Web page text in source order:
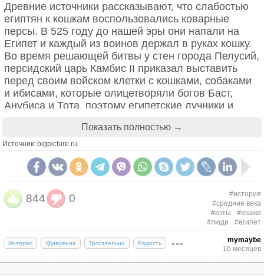
Древние источники рассказывают, что слабостью
египтян к кошкам воспользовались коварные
персы. В 525 году до нашей эры они напали на
Египет и каждый из воинов держал в руках кошку.
Во время решающей битвы у стен города Пелусий,
персидский царь Камбис II приказал выставить
перед своим войском клетки с кошками, собаками
и ибисами, которые олицетворяли богов Баст,
Анубиса и Тота, поэтому египетские лучники и
Показать полностью →
Источник: bigpicture.ru
844 0
#история
#средние века
#коты
#кошки
#люди
#египет
Интерес Удивление Трогательно Радость
mymaybe
16 месяцев